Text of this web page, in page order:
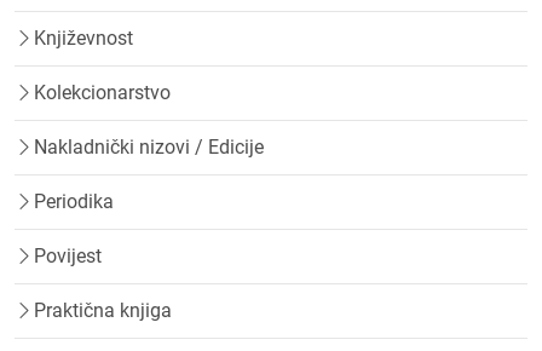
Književnost
Kolekcionarstvo
Nakladnički nizovi / Edicije
Periodika
Povijest
Praktična knjiga